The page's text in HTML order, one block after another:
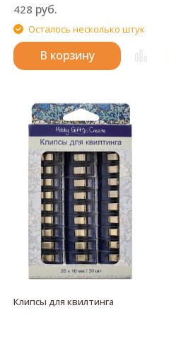
подрезки нитей в процессе
работы с вышивкой, имеют
заостренные тонкие кончики.
Длина ножниц: 93 мм.
428 руб.
Осталось несколько штук
В корзину
Клипсы для квилтинга